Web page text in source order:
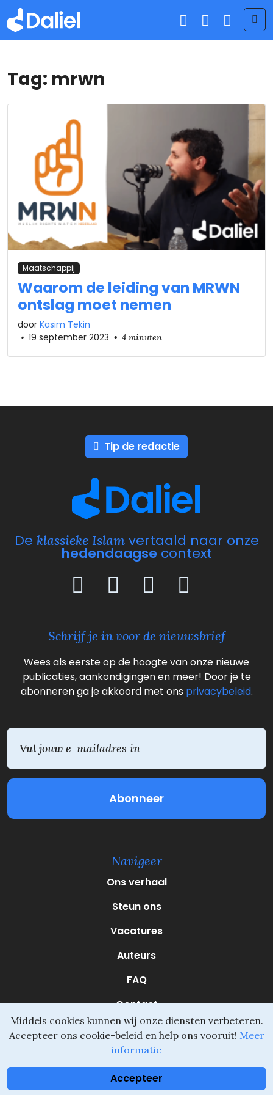
Tag: mrwn
Maatschappij
Waarom de leiding van MRWN
ontslag moet nemen
door Kasim Tekin
• 19 september 2023 • 4 minuten
Tip de redactie
De klassieke Islamvertaald naar onze
hedendaagse context
Schrijf je in voor de nieuwsbrief
Wees als eerste op de hoogte van onze nieuwe
publicaties, aankondigingen en meer! Door je te
abonneren ga je akkoord met ons privacybeleid.
m
i
l
V
i
t
Navigeer
Ons verhaal
Steun ons
Vacatures
Auteurs
FAQ
Contact
Middels cookies kunnen wij onze diensten verbeteren.
Accepteer ons cookie-beleid en help ons vooruit! Meer
informatie
Accepteer